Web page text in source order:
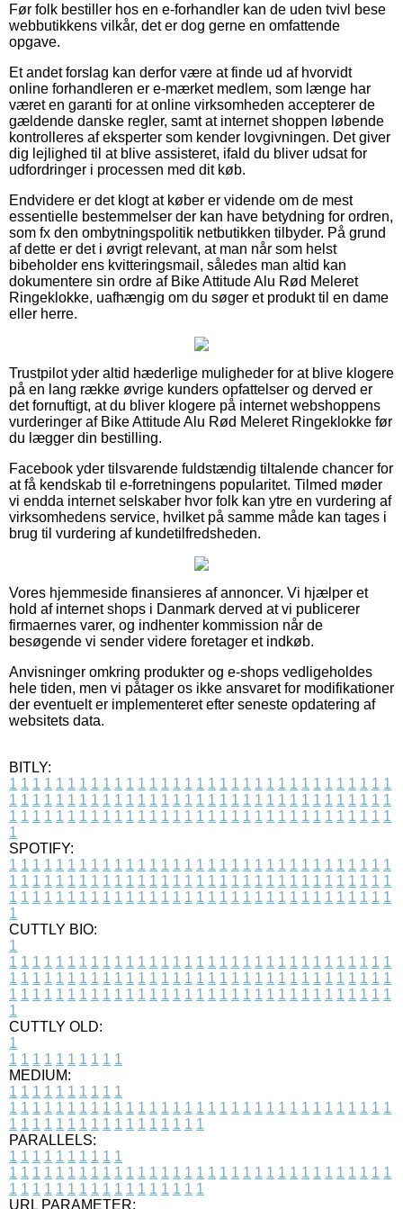
Før folk bestiller hos en e-forhandler kan de uden tvivl bese
webbutikkens vilkår, det er dog gerne en omfattende
opgave.
Et andet forslag kan derfor være at finde ud af hvorvidt
online forhandleren er e-mærket medlem, som længe har
været en garanti for at online virksomheden accepterer de
gældende danske regler, samt at internet shoppen løbende
kontrolleres af eksperter som kender lovgivningen. Det giver
dig lejlighed til at blive assisteret, ifald du bliver udsat for
udfordringer i processen med dit køb.
Endvidere er det klogt at køber er vidende om de mest
essentielle bestemmelser der kan have betydning for ordren,
som fx den ombytningspolitik netbutikken tilbyder. På grund
af dette er det i øvrigt relevant, at man når som helst
bibeholder ens kvitteringsmail, således man altid kan
dokumentere sin ordre af Bike Attitude Alu Rød Meleret
Ringeklokke, uafhængig om du søger et produkt til en dame
eller herre.
Trustpilot yder altid hæderlige muligheder for at blive klogere
på en lang række øvrige kunders opfattelser og derved er
det fornuftigt, at du bliver klogere på internet webshoppens
vurderinger af Bike Attitude Alu Rød Meleret Ringeklokke før
du lægger din bestilling.
Facebook yder tilsvarende fuldstændig tiltalende chancer for
at få kendskab til e-forretningens popularitet. Tilmed møder
vi endda internet selskaber hvor folk kan ytre en vurdering af
virksomhedens service, hvilket på samme måde kan tages i
brug til vurdering af kundetilfredsheden.
Vores hjemmeside finansieres af annoncer. Vi hjælper et
hold af internet shops i Danmark derved at vi publicerer
firmaernes varer, og indhenter kommission når de
besøgende vi sender videre foretager et indkøb.
Anvisninger omkring produkter og e-shops vedligeholdes
hele tiden, men vi påtager os ikke ansvaret for modifikationer
der eventuelt er implementeret efter seneste opdatering af
websitets data.
BITLY:
1 1 1 1 1 1 1 1 1 1 1 1 1 1 1 1 1 1 1 1 1 1 1 1 1 1 1 1 1 1 1 1 1
1 1 1 1 1 1 1 1 1 1 1 1 1 1 1 1 1 1 1 1 1 1 1 1 1 1 1 1 1 1 1 1 1
1 1 1 1 1 1 1 1 1 1 1 1 1 1 1 1 1 1 1 1 1 1 1 1 1 1 1 1 1 1 1 1 1
1
SPOTIFY:
1 1 1 1 1 1 1 1 1 1 1 1 1 1 1 1 1 1 1 1 1 1 1 1 1 1 1 1 1 1 1 1 1
1 1 1 1 1 1 1 1 1 1 1 1 1 1 1 1 1 1 1 1 1 1 1 1 1 1 1 1 1 1 1 1 1
1 1 1 1 1 1 1 1 1 1 1 1 1 1 1 1 1 1 1 1 1 1 1 1 1 1 1 1 1 1 1 1 1
1
CUTTLY BIO:
1
1 1 1 1 1 1 1 1 1 1 1 1 1 1 1 1 1 1 1 1 1 1 1 1 1 1 1 1 1 1 1 1 1
1 1 1 1 1 1 1 1 1 1 1 1 1 1 1 1 1 1 1 1 1 1 1 1 1 1 1 1 1 1 1 1 1
1 1 1 1 1 1 1 1 1 1 1 1 1 1 1 1 1 1 1 1 1 1 1 1 1 1 1 1 1 1 1 1 1
1
CUTTLY OLD:
1
1 1 1 1 1 1 1 1 1 1
MEDIUM:
1 1 1 1 1 1 1 1 1 1
1 1 1 1 1 1 1 1 1 1 1 1 1 1 1 1 1 1 1 1 1 1 1 1 1 1 1 1 1 1 1 1 1
1 1 1 1 1 1 1 1 1 1 1 1 1 1 1 1 1
PARALLELS:
1 1 1 1 1 1 1 1 1 1
1 1 1 1 1 1 1 1 1 1 1 1 1 1 1 1 1 1 1 1 1 1 1 1 1 1 1 1 1 1 1 1 1
1 1 1 1 1 1 1 1 1 1 1 1 1 1 1 1 1
URL PARAMETER: